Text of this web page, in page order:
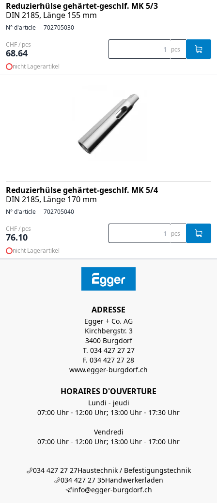
Reduzierhülse gehärtet-geschlf. MK 5/3
DIN 2185, Länge 155 mm
N° d'article 702705030
CHF / pcs
68.64 pcs
nicht Lagerartikel
Reduzierhülse gehärtet-geschlf. MK 5/4
DIN 2185, Länge 170 mm
N° d'article 702705040
CHF / pcs
76.10 pcs
nicht Lagerartikel
ADRESSE
Egger + Co. AG
Kirchbergstr. 3
3400 Burgdorf
T. 034 427 27 27
F. 034 427 27 28
www.egger-burgdorf.ch
HORAIRES D'OUVERTURE
Lundi - jeudi
07:00 Uhr - 12:00 Uhr; 13:00 Uhr - 17:30 Uhr
Vendredi
07:00 Uhr - 12:00 Uhr; 13:00 Uhr - 17:00 Uhr
034 427 27 27Haustechnik / Befestigungstechnik
034 427 27 35Handwerkerladen
info@egger-burgdorf.ch